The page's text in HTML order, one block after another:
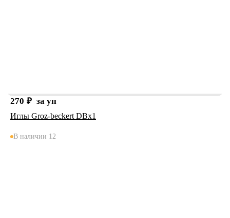
270 ₽ за уп
Иглы Groz-beckert DBx1
В наличии 12